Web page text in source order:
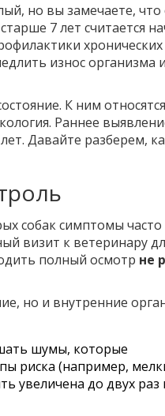
но вы замечаете, что
7 лет считается
хронических
износ организма и
К ним относятся
Раннее
Давайте разберем,
собак симптомы часто
визит к ветеринару
полный осмотр не
но и внутренние
шумы, которые
риска (например,
увеличена до двух раз